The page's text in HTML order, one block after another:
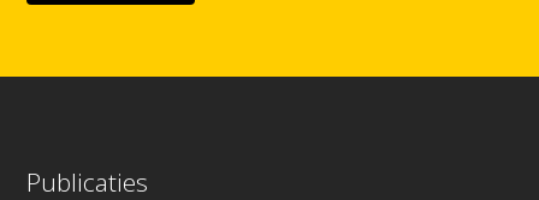
Publicaties